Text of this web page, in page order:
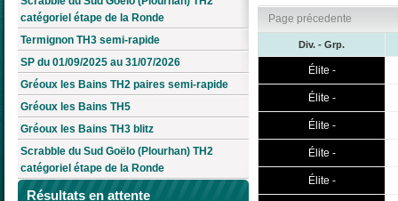
catégoriel étape de la Ronde
Termignon TH3 semi-rapide
SP du 01/09/2025 au 31/07/2026
Gréoux les Bains TH2 paires semi-rapide
Gréoux les Bains TH5
Gréoux les Bains TH3 blitz
Scrabble du Sud Goëlo (Plourhan) TH2
catégoriel étape de la Ronde
Résultats en attente
Page précedente
Div. - Grp.
Élite -
Élite -
Élite -
Élite -
Élite -